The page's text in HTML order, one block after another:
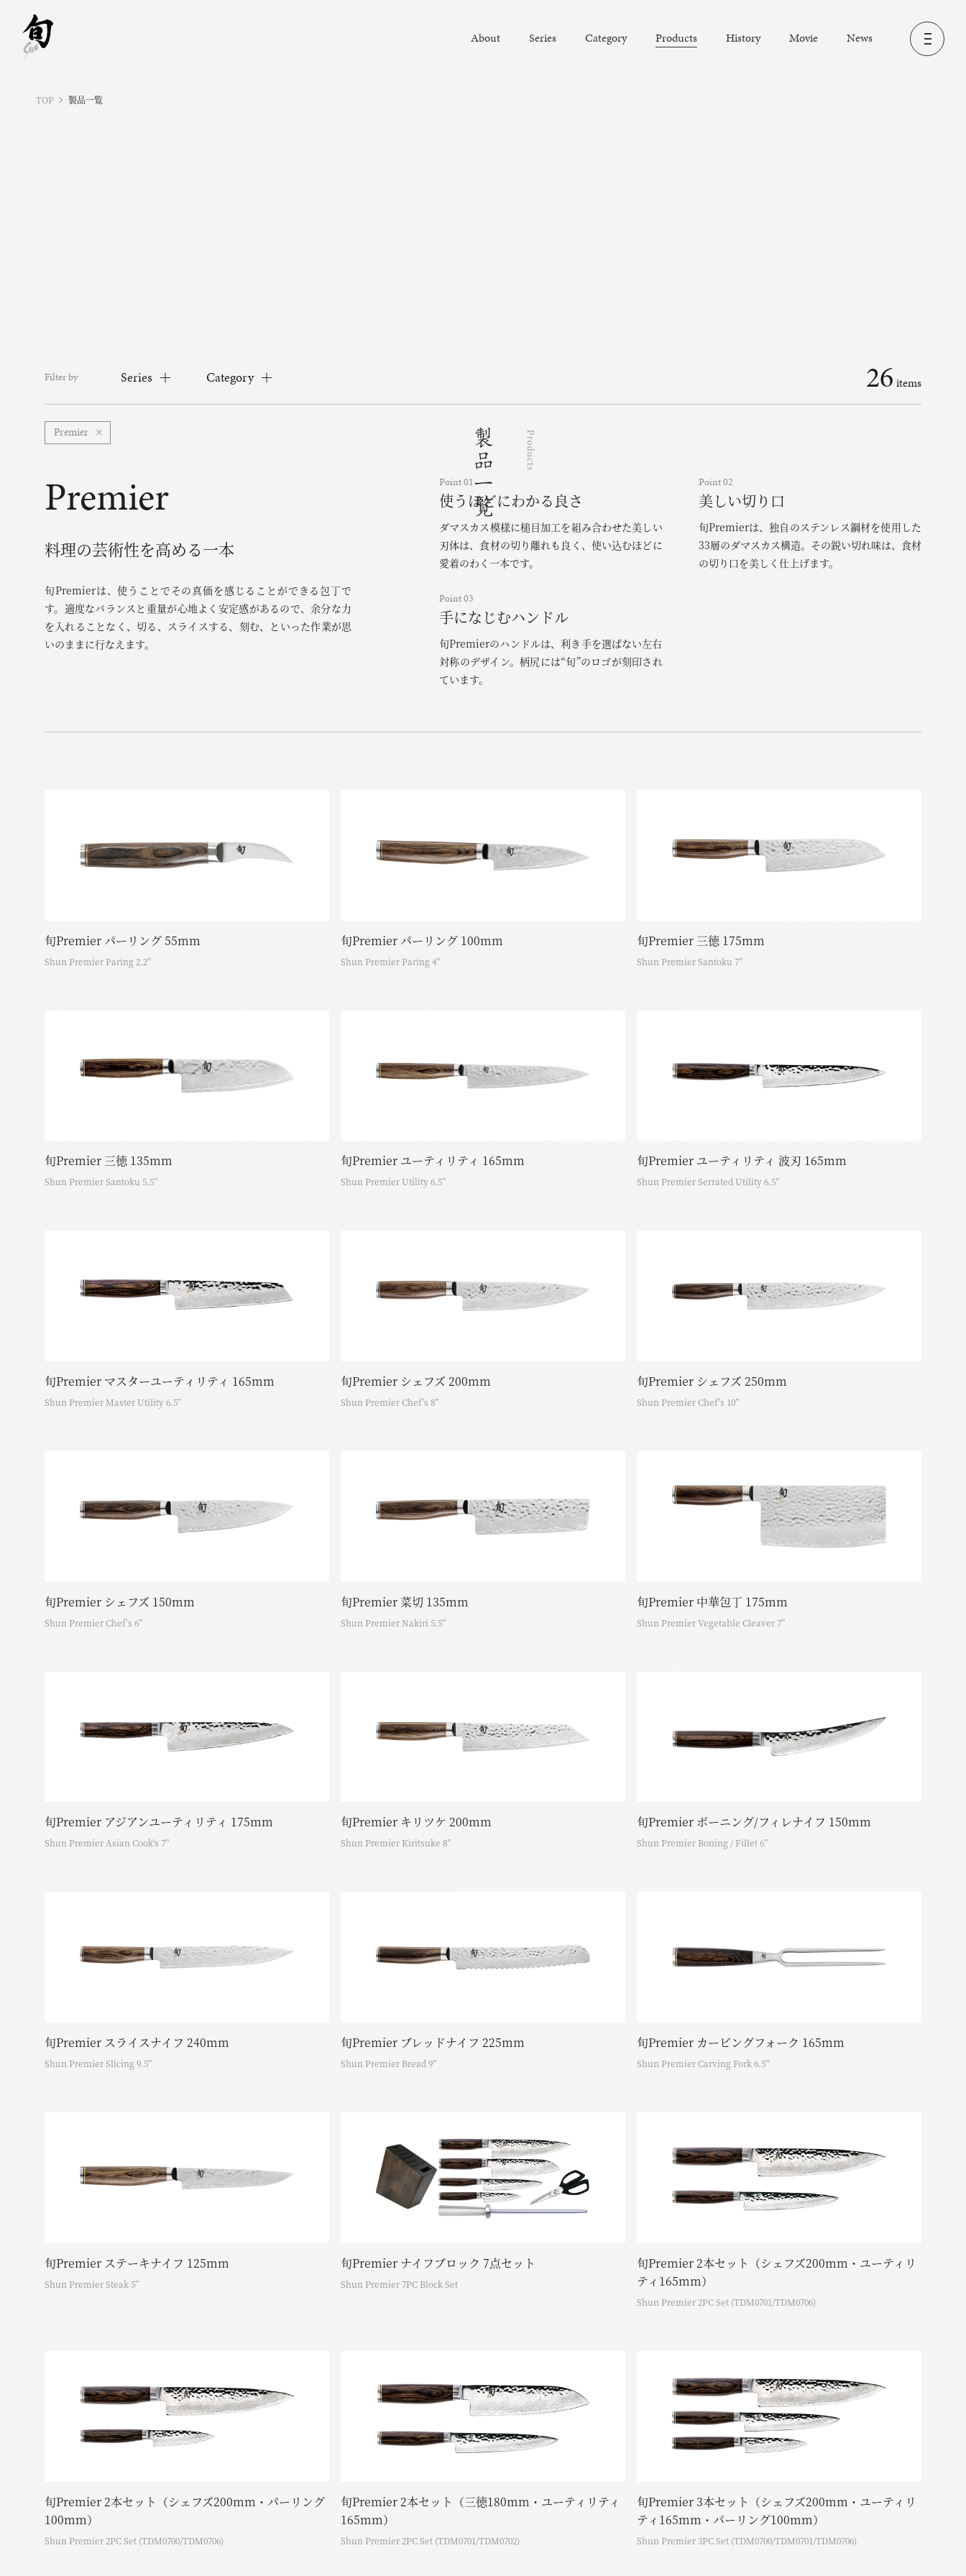
About Series Category Products History Movie News
TOP 製品一覧
Filter by Series Category 26 items
Premier
Premier
料理の芸術性を高める一本
旬Premierは、使うことでその真価を感じることができる包丁で
す。適度なバランスと重量が心地よく安定感があるので、余分な力
を入れることなく、切る、スライスする、刻む、といった作業が思
いのままに行なえます。
Point 01
使うほどにわかる良さ
ダマスカス模様に槌目加工を組み合わせた美しい
刃体は、食材の切り離れも良く、使い込むほどに
愛着のわく一本です。
Point 02
美しい切り口
旬Premierは、独自のステンレス鋼材を使用した
33層のダマスカス構造。その鋭い切れ味は、食材
の切り口を美しく仕上げます。
Point 03
手になじむハンドル
旬Premierのハンドルは、利き手を選ばない左右
対称のデザイン。柄尻には“旬”のロゴが刻印され
ています。
旬Premier パーリング 55mm
Shun Premier Paring 2.2”
旬Premier パーリング 100mm
Shun Premier Paring 4”
旬Premier 三徳 175mm
Shun Premier Santoku 7”
旬Premier 三徳 135mm
Shun Premier Santoku 5.5”
旬Premier ユーティリティ 165mm
Shun Premier Utility 6.5”
旬Premier ユーティリティ 波刃 165mm
Shun Premier Serrated Utility 6.5”
旬Premier マスターユーティリティ 165mm
Shun Premier Master Utility 6.5”
旬Premier シェフズ 200mm
Shun Premier Chef’s 8”
旬Premier シェフズ 250mm
Shun Premier Chef’s 10”
旬Premier シェフズ 150mm
Shun Premier Chef’s 6”
旬Premier 菜切 135mm
Shun Premier Nakiri 5.5”
旬Premier 中華包丁 175mm
Shun Premier Vegetable Cleaver 7”
旬Premier アジアンユーティリティ 175mm
Shun Premier Asian Cook's 7”
旬Premier キリツケ 200mm
Shun Premier Kiritsuke 8”
旬Premier ボーニング/フィレナイフ 150mm
Shun Premier Boning / Fillet 6”
旬Premier スライスナイフ 240mm
Shun Premier Slicing 9.5”
旬Premier ブレッドナイフ 225mm
Shun Premier Bread 9”
旬Premier カービングフォーク 165mm
Shun Premier Carving Fork 6.5”
旬Premier ステーキナイフ 125mm
Shun Premier Steak 5”
旬Premier ナイフブロック 7点セット
Shun Premier 7PC Block Set
旬Premier 2本セット（シェフズ200mm・ユーティリ
ティ165mm）
Shun Premier 2PC Set (TDM0701/TDM0706)
旬Premier 2本セット（シェフズ200mm・パーリング
100mm）
Shun Premier 2PC Set (TDM0700/TDM0706)
旬Premier 2本セット（三徳180mm・ユーティリティ
165mm）
Shun Premier 2PC Set (TDM0701/TDM0702)
旬Premier 3本セット（シェフズ200mm・ユーティリ
ティ165mm・パーリング100mm）
Shun Premier 3PC Set (TDM0700/TDM0701/TDM0706)